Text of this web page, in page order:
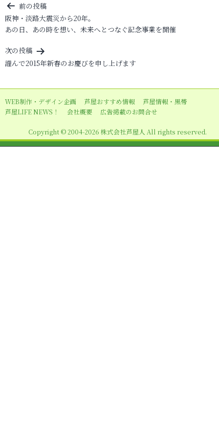
投
稿
ナ
ビ
ゲ
シ
ョ
前の投稿
阪神・淡路大震災から20年。
あの日、あの時を想い、未来へとつなぐ記念事業を開催
次の投稿
謹んで2015年新春のお慶びを申し上げます
WEB制作・デザイン企画 芦屋おすすめ情報
芦屋情報・黒帯
芦屋LIFE NEWS！
会社概要 広告掲載のお問合せ
Copyright © 2004-2026 株式会社芦屋人 All rights reserved.